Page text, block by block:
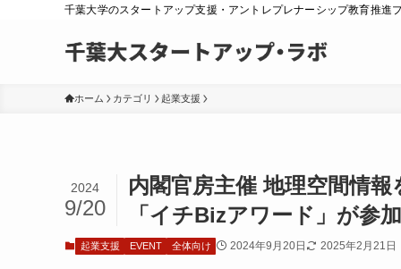
千葉大学のスタートアップ支援・アントレプレナーシップ教育推進
ホーム カテゴリ 起業支援
内閣官房主催 地理空間情
「イチBizアワード」が参
2024
9/20
起業支援 EVENT 全体向け 2024年9月20日 2025年2月21日